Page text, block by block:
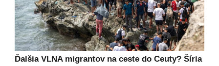
Ďalšia VLNA migrantov na ceste do Ceuty? Šíria